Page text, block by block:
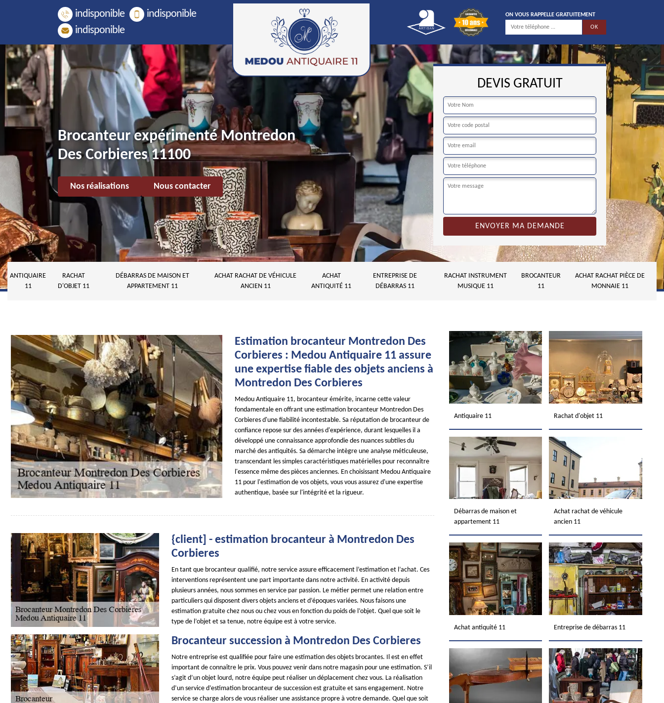
indisponible
indisponible
indisponible
ON VOUS RAPPELLE GRATUITEMENT
Brocanteur expérimenté Montredon
Des Corbieres 11100
Nos réalisations Nous contacter
DEVIS GRATUIT
ANTIQUAIRE
11
RACHAT
D'OBJET 11
DÉBARRAS DE MAISON ET
APPARTEMENT 11
ACHAT RACHAT DE VÉHICULE
ANCIEN 11
ACHAT
ANTIQUITÉ 11
ENTREPRISE DE
DÉBARRAS 11
RACHAT INSTRUMENT
MUSIQUE 11
BROCANTEUR
11
ACHAT RACHAT PIÈCE DE
MONNAIE 11
Estimation brocanteur Montredon Des
Corbieres : Medou Antiquaire 11 assure
une expertise fiable des objets anciens à
Montredon Des Corbieres
Medou Antiquaire 11, brocanteur émérite, incarne cette valeur
fondamentale en offrant une estimation brocanteur Montredon Des
Corbieres d'une fiabilité incontestable. Sa réputation de brocanteur de
confiance repose sur des années d'expérience, durant lesquelles il a
développé une connaissance approfondie des nuances subtiles du
marché des antiquités. Sa démarche intègre une analyse méticuleuse,
transcendant les simples caractéristiques matérielles pour reconnaître
l'essence même des pièces anciennes. En choisissant Medou Antiquaire
11 pour l'estimation de vos objets, vous vous assurez d'une expertise
authentique, basée sur l'intégrité et la rigueur.
{client] - estimation brocanteur à Montredon Des
Corbieres
En tant que brocanteur qualifié, notre service assure efficacement l’estimation et l’achat. Ces
interventions représentent une part importante dans notre activité. En activité depuis
plusieurs années, nous sommes en service par passion. Le métier permet une relation entre
particuliers qui disposent divers objets anciens et d’époques variées. Nous faisons une
estimation gratuite chez nous ou chez vous en fonction du poids de l’objet. Quel que soit le
type de l’objet et sa tenue, notre équipe est à votre service.
Brocanteur succession à Montredon Des Corbieres
Notre entreprise est qualifiée pour faire une estimation des objets brocantes. Il est en effet
important de connaître le prix. Vous pouvez venir dans notre magasin pour une estimation. S’il
s’agit d’un objet lourd, notre équipe peut réaliser un déplacement chez vous. La réalisation
d’un service d’estimation brocanteur de succession est gratuite et sans engagement. Notre
service se charge alors de vous réaliser une assistance propre à votre demande. Quel que soit
Antiquaire 11 Rachat d'objet 11
Débarras de maison et
appartement 11
Achat rachat de véhicule
ancien 11
Achat antiquité 11 Entreprise de débarras 11